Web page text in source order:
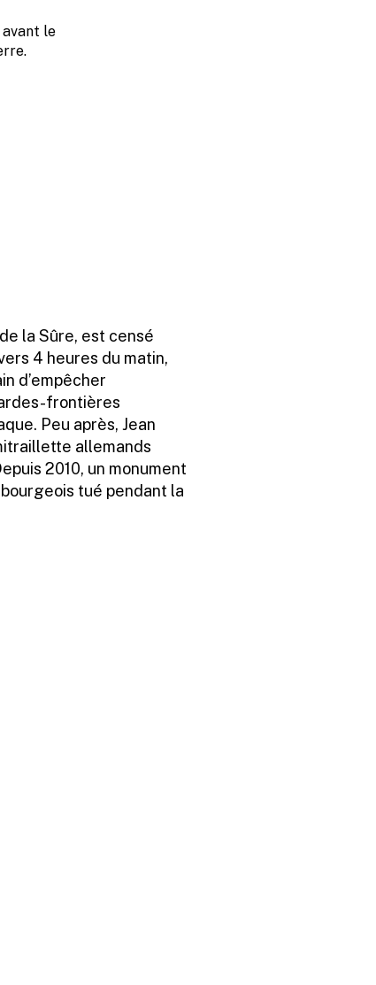
avant le
la Sûre, est censé
4 heures du matin,
d’empêcher
frontières
Peu après, Jean
allemands
2010, un monument
tué pendant la